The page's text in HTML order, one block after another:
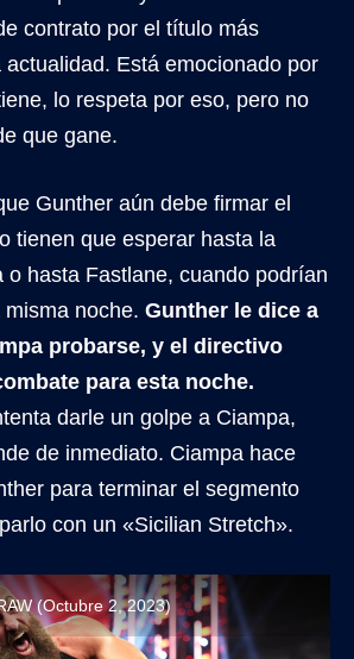
contrato por el título más
actualidad. Está emocionado por
lo respeta por eso, pero no
que gane.
Gunther aún debe firmar el
tienen que esperar hasta la
o hasta Fastlane, cuando podrían
noche. Gunther le dice a
probarse, y el directivo
para esta noche.
darle un golpe a Ciampa,
de inmediato. Ciampa hace
para terminar el segmento
con un «Sicilian Stretch».
(Octubre 2, 2023)